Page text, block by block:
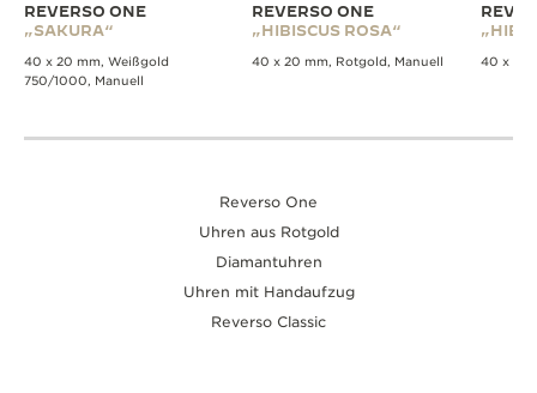
REVERSO ONE
„SAKURA“
40 x 20 mm, Weißgold
750/1000, Manuell
REVERSO ONE
„HIBISCUS ROSA“
40 x 20 mm, Rotgold, Manuell 40 x 20
Reverso One
Uhren aus Rotgold
Diamantuhren
Uhren mit Handaufzug
Reverso Classic